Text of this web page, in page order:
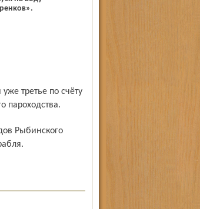
пароходства.